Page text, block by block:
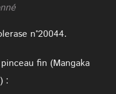
n°20044.
fin (Mangaka
: